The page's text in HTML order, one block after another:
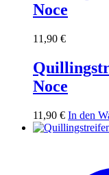
Noce
11,90 €
Noce
11,90 € In den